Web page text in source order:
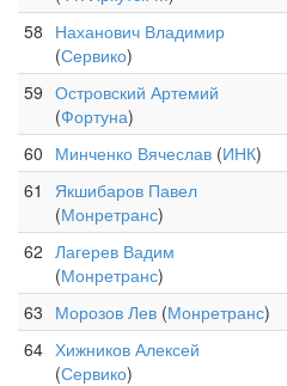
58 Наханович Владимир
(Сервико)
59 Островский Артемий
(Фортуна)
60 Минченко Вячеслав (ИНК)
61
Якшибаров Павел
(Монретранс)
62 Лагерев Вадим
(Монретранс)
63 Морозов Лев (Монретранс)
64 Хижников Алексей
(Сервико)